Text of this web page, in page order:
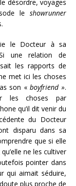
désordre, voyages
le showrunner
le Docteur à sa
une relation de
les rapports de
met ici les choses
son «boyfriend ».
les choses par
qu’il dit venir du
du Docteur
disparu dans sa
que si elle
ne les cultiver
pointer dans
qui aimait séduire,
plus proche de